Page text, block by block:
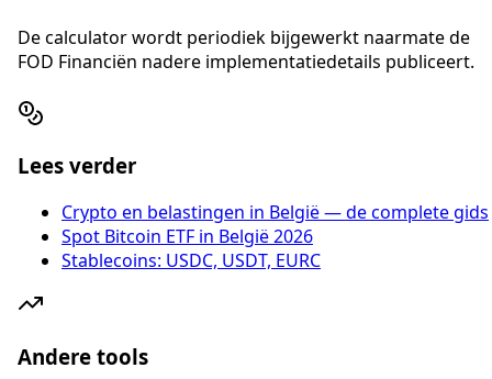
De calculator wordt periodiek bijgewerkt naarmate de
FOD Financiën nadere implementatiedetails publiceert.
Lees verder
Crypto en belastingen in België — de complete gids
Spot Bitcoin ETF in België 2026
Stablecoins: USDC, USDT, EURC
Andere tools